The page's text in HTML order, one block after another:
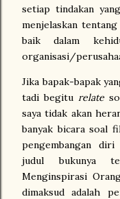
setiap tindakan
menjelaskan
baik dalam
organisasi/
Jika bapak-bapak
tadi begitu relate
saya tidak akan
banyak bicara soal
pengembangan
judul bukunya
Menginspirasi
dimaksud adalah